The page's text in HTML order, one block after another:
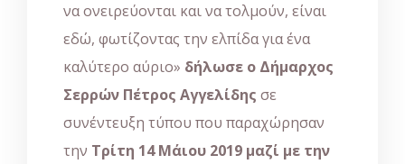
να ονειρεύονται και να τολμούν, είναι
εδώ, φωτίζοντας την ελπίδα για ένα
καλύτερο αύριο» δήλωσε ο Δήμαρχος
Σερρών Πέτρος Αγγελίδης σε
συνέντευξη τύπου που παραχώρησαν
την Τρίτη 14 Μάιου 2019 μαζί με την